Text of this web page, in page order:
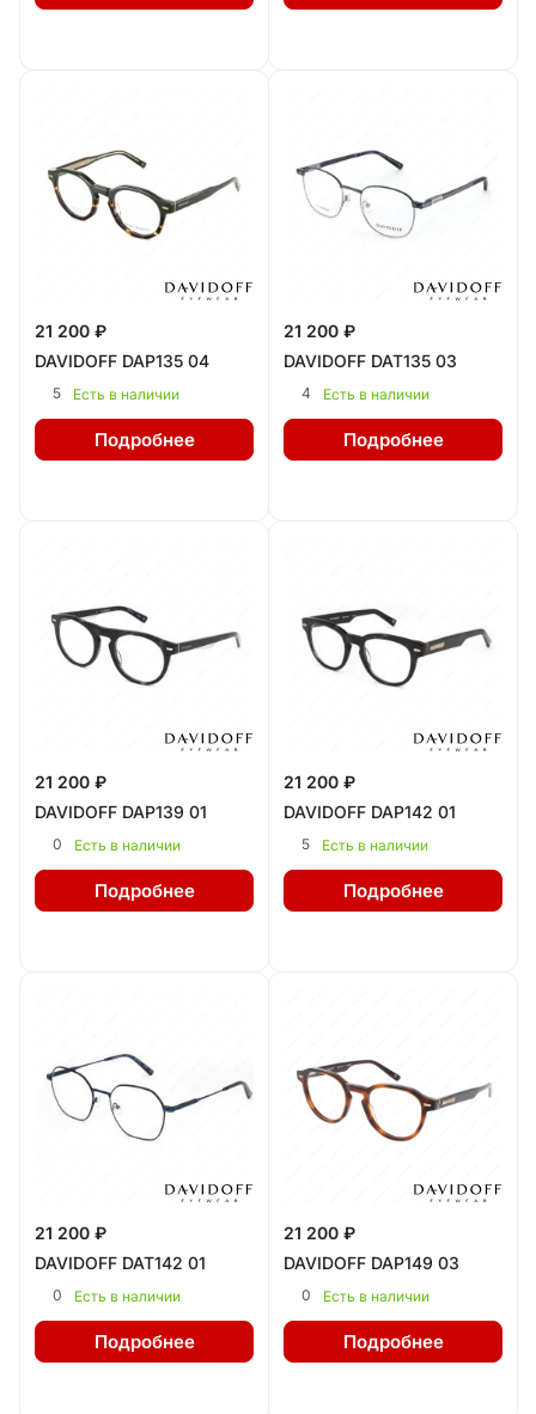
21 200 ₽
DAVIDOFF DAP135 04
5 Есть в наличии
Подробнее
21 200 ₽
DAVIDOFF DAT135 03
4 Есть в наличии
Подробнее
21 200 ₽
DAVIDOFF DAP139 01
0 Есть в наличии
Подробнее
21 200 ₽
DAVIDOFF DAP142 01
5 Есть в наличии
Подробнее
21 200 ₽
DAVIDOFF DAT142 01
0 Есть в наличии
Подробнее
21 200 ₽
DAVIDOFF DAP149 03
0 Есть в наличии
Подробнее